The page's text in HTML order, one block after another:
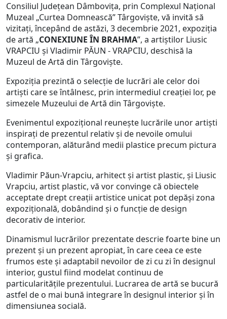
Consiliul Județean Dâmbovița, prin Complexul Național
Muzeal „Curtea Domnească” Târgoviște, vă invită să
vizitați, începând de astăzi, 3 decembrie 2021, expoziţia
de artă „CONEXIUNE ÎN BRAHMA”, a artiștilor Liusic
VRAPCIU și Vladimir PĂUN - VRAPCIU, deschisă la
Muzeul de Artă din Târgovişte.
Expoziția prezintă o selecție de lucrări ale celor doi
artiști care se întâlnesc, prin intermediul creației lor, pe
simezele Muzeului de Artă din Târgoviște.
Evenimentul expozițional reunește lucrările unor artiști
inspirați de prezentul relativ și de nevoile omului
contemporan, alăturând medii plastice precum pictura
și grafica.
Vladimir Păun-Vrapciu, arhitect și artist plastic, și Liusic
Vrapciu, artist plastic, vă vor convinge că obiectele
acceptate drept creații artistice unicat pot depăși zona
expozițională, dobândind și o funcție de design
decorativ de interior.
Dinamismul lucrărilor prezentate descrie foarte bine un
prezent și un prezent apropiat, în care ceea ce este
frumos este și adaptabil nevoilor de zi cu zi în designul
interior, gustul fiind modelat continuu de
particularitățile prezentului. Lucrarea de artă se bucură
astfel de o mai bună integrare în designul interior și în
dimensiunea socială.